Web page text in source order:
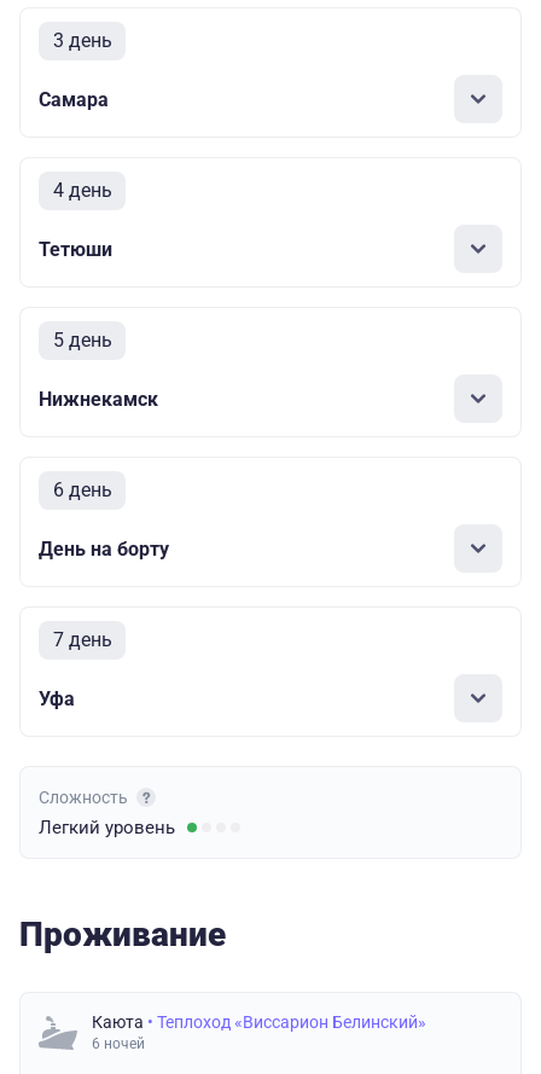
3 день
Самара
4 день
Тетюши
5 день
Нижнекамск
6 день
День на борту
7 день
Уфа
Сложность
Легкий уровень
Проживание
Каюта • Теплоход «Виссарион Белинский»
6 ночей